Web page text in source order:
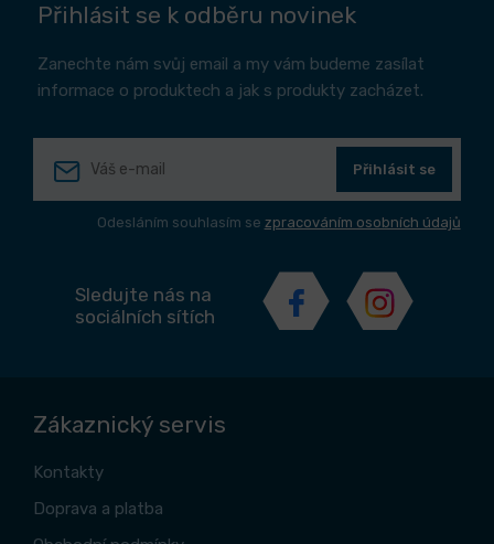
Přihlásit se k odběru novinek
Zanechte nám svůj email a my vám budeme zasílat
informace o produktech a jak s produkty zacházet.
Přihlásit se
Odesláním souhlasím se zpracováním osobních údajů
Sledujte nás na
sociálních sítích
Zákaznický servis
Kontakty
Doprava a platba